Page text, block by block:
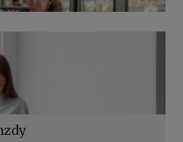
zaměstnavatele